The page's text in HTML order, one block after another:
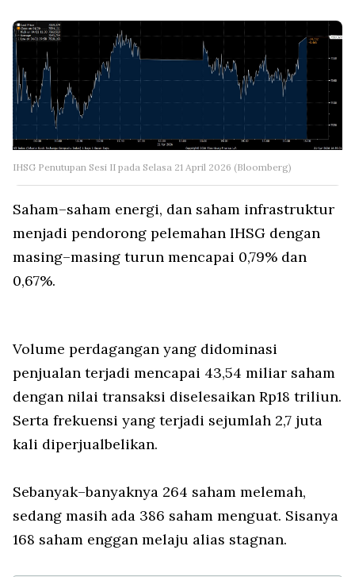
IHSG Penutupan Sesi II pada Selasa 21 April 2026 (Bloomberg)
Saham–saham energi, dan saham infrastruktur
menjadi pendorong pelemahan IHSG dengan
masing–masing turun mencapai 0,79% dan
0,67%.
Volume perdagangan yang didominasi
penjualan terjadi mencapai 43,54 miliar saham
dengan nilai transaksi diselesaikan Rp18 triliun.
Serta frekuensi yang terjadi sejumlah 2,7 juta
kali diperjualbelikan.
Sebanyak–banyaknya 264 saham melemah,
sedang masih ada 386 saham menguat. Sisanya
168 saham enggan melaju alias stagnan.